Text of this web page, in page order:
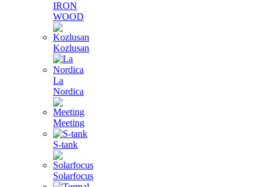
IRON
WOOD
Kozlusan
La
Nordica
Meeting
S-tank
Solarfocus